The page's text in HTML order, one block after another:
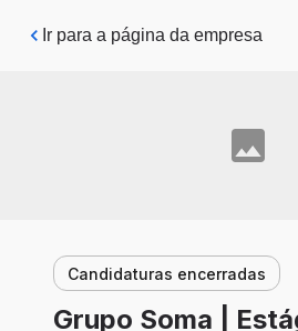
Pular para o conteúdo principal
Ir para a página da empresa
Candidaturas encerradas
Grupo Soma |